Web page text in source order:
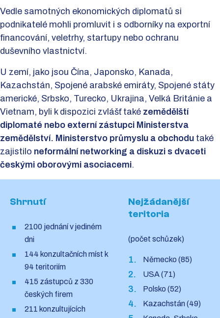
Vedle samotných ekonomických diplomatů si
podnikatelé mohli promluvit i s odborníky na exportní
financování, veletrhy, startupy nebo ochranu
duševního vlastnictví.
U zemí, jako jsou Čína, Japonsko, Kanada,
Kazachstán, Spojené arabské emiráty, Spojené státy
americké, Srbsko, Turecko, Ukrajina, Velká Británie a
Vietnam, byli k dispozici zvlášť také zemědělští
diplomaté nebo externí zástupci Ministerstva
zemědělství. Ministerstvo průmyslu a obchodu také
zajistilo neformální networking a diskuzi s dvaceti
českými oborovými asociacemi.
Shrnutí
2100 jednání v jediném
dni
144 konzultačních míst k
94 teritoriím
415 zástupců z 330
českých firem
211 konzultujících
Nejžádanější
teritoria
(počet schůzek)
Německo (85)
USA (71)
Polsko (52)
Kazachstán (49)